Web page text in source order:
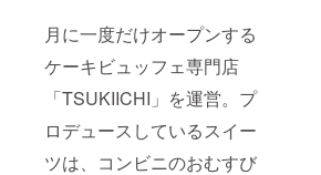
月に一度だけオープンする
ケーキビュッフェ専門店
「TSUKIICHI」を運営。プ
ロデュースしているスイー
ツは、コンビニのおむすび